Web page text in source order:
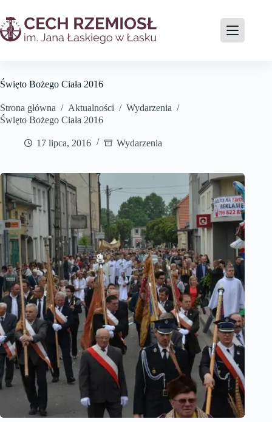
do
treści
Święto Bożego Ciała 2016
Strona główna / Aktualności / Wydarzenia /
Święto Bożego Ciała 2016
17 lipca, 2016 Wydarzenia